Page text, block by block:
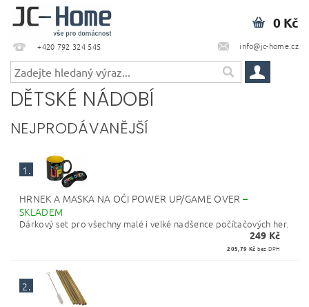
+420 792 324 545 info@jc-home.cz
0 Kč
DĚTSKÉ NÁDOBÍ
NEJPRODÁVANĚJŠÍ
1.
HRNEK A MASKA NA OČI POWER UP/GAME OVER –
SKLADEM
Dárkový set pro všechny malé i velké nadšence počítačových her.
249 Kč
205,79 Kč bez DPH
2.